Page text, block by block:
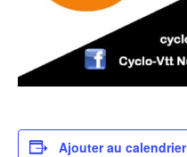
Ajouter au calendrier